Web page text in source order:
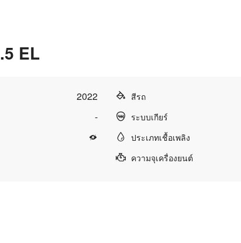
EL
2022
-
สีรถ
ระบบเกียร์
ประเภทเชื้อเพลิง
ความจุเครื่องยนต์